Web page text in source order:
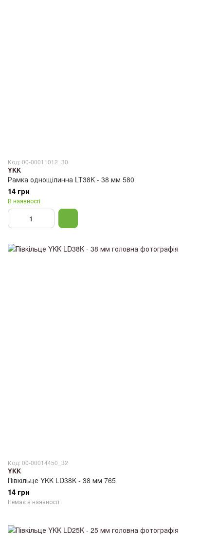
Код: 00-00011012_30
YKK
Рамка однощілинна LT38K - 38 мм 580
14 грн
В наявності
Код: 00-00014450_32
YKK
Півкільце YKK LD38K - 38 мм 765
14 грн
Немає в наявності